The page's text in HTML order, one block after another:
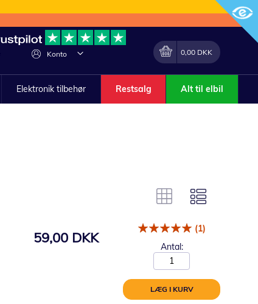
Konto
Lave
Min indkøbskurv
0,00 DKK
Elektronik tilbehør Restsalg Alt til elbil
59,00 DKK
(1)
Antal:
LÆG I KURV